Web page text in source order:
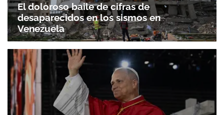
El doloroso baile de cifras de
desaparecidos en los sismos en
Venezuela